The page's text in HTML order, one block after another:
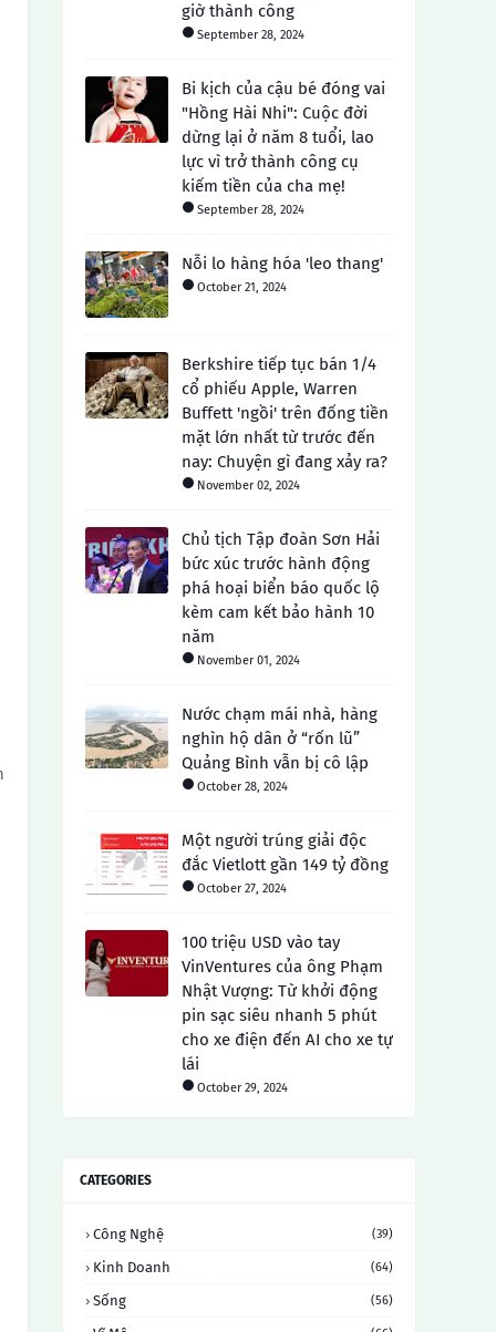
giờ thành công
September 28, 2024
Bi kịch của cậu bé đóng vai
"Hồng Hài Nhi": Cuộc đời
dừng lại ở năm 8 tuổi, lao
lực vì trở thành công cụ
kiếm tiền của cha mẹ!
September 28, 2024
Nỗi lo hàng hóa 'leo thang'
October 21, 2024
Berkshire tiếp tục bán 1/4
cổ phiếu Apple, Warren
Buffett 'ngồi' trên đống tiền
mặt lớn nhất từ ​​trước đến
nay: Chuyện gì đang xảy ra?
November 02, 2024
Chủ tịch Tập đoàn Sơn Hải
bức xúc trước hành động
phá hoại biển báo quốc lộ
kèm cam kết bảo hành 10
năm
November 01, 2024
Nước chạm mái nhà, hàng
nghìn hộ dân ở “rốn lũ”
Quảng Bình vẫn bị cô lập
October 28, 2024
Một người trúng giải độc
đắc Vietlott gần 149 tỷ đồng
October 27, 2024
100 triệu USD vào tay
VinVentures của ông Phạm
Nhật Vượng: Từ khởi động
pin sạc siêu nhanh 5 phút
cho xe điện đến AI cho xe tự
lái
October 29, 2024
CATEGORIES
Công Nghệ (39)
Kinh Doanh (64)
Sống (56)